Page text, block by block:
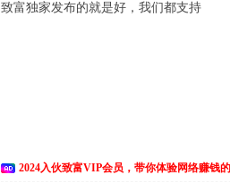
致富独家发布的就是好，我们都支持
2024入伙致富VIP会员，带你体验网络赚钱